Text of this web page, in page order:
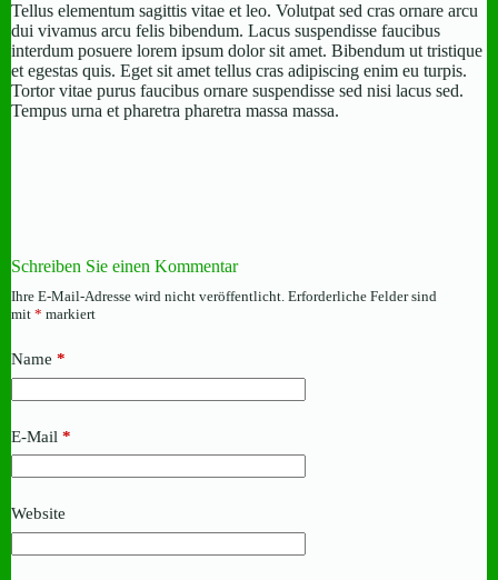
Tellus elementum sagittis vitae et leo. Volutpat sed cras ornare arcu
dui vivamus arcu felis bibendum. Lacus suspendisse faucibus
interdum posuere lorem ipsum dolor sit amet. Bibendum ut tristique
et egestas quis. Eget sit amet tellus cras adipiscing enim eu turpis.
Tortor vitae purus faucibus ornare suspendisse sed nisi lacus sed.
Tempus urna et pharetra pharetra massa massa.
Schreiben Sie einen Kommentar
Ihre E-Mail-Adresse wird nicht veröffentlicht. Erforderliche Felder sind
mit * markiert
Name *
E-Mail *
Website